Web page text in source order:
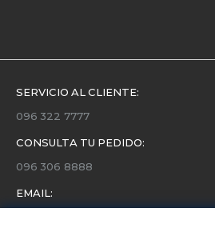
SERVICIO AL CLIENTE:
096 322 7777
CONSULTA TU PEDIDO:
096 306 8888
EMAIL: